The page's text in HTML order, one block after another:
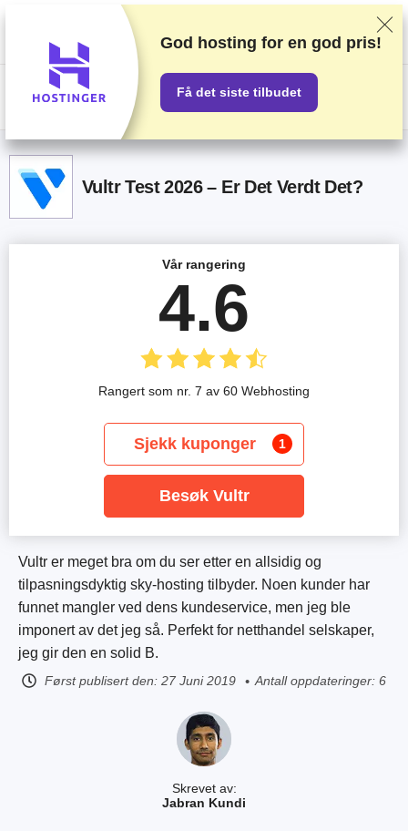
Vi vurderer leverandører basert på omfattende testing og undersøkelser,
men vi tar også hensyn til tilbakemeldinger fra leserne våre og
kommersielle avtaler med leverandører. Denne siden inneholder
affiliatelenker.
Annonseerklæringen
US$
Vultr Test 2026 – Er Det Verdt Det?
Skrevet av:
Jabran Kundi
Vultr er meget bra om du ser etter en allsidig og
tilpasningsdyktig sky-hosting tilbyder. Noen kunder har
funnet mangler ved dens kundeservice, men jeg ble
imponert av det jeg så. Perfekt for netthandel selskaper,
jeg gir den en solid B.
Først publisert den: 27 Juni 2019 Antall oppdateringer: 6
Vår rangering
4.6
Rangert som nr. 7 av 60 Webhosting
Sjekk kuponger 1
Besøk Vultr
God hosting for en god pris!
Få det siste tilbudet